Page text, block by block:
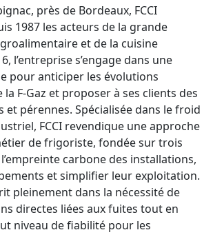
près de Bordeaux, FCCI
1987 les acteurs de la grande
et de la cuisine
l’entreprise s’engage dans une
pour anticiper les évolutions
F-Gaz et proposer à ses clients des
pérennes. Spécialisée dans le froid
FCCI revendique une approche
de frigoriste, fondée sur trois
carbone des installations,
et simplifier leur exploitation.
pleinement dans la nécessité de
directes liées aux fuites tout en
niveau de fiabilité pour les